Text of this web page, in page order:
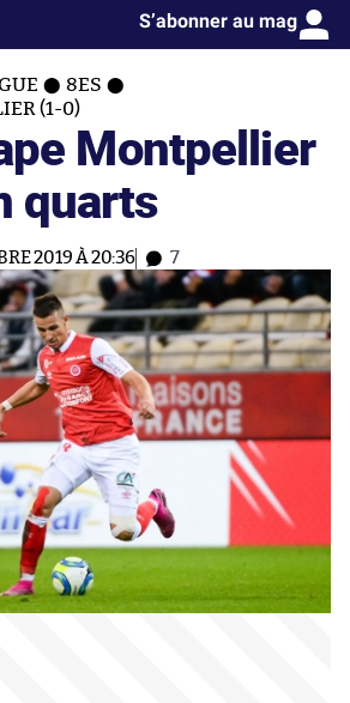
S’abonner au mag
8ES
(1-0)
Montpellier
quarts
2019 À 20:36 7